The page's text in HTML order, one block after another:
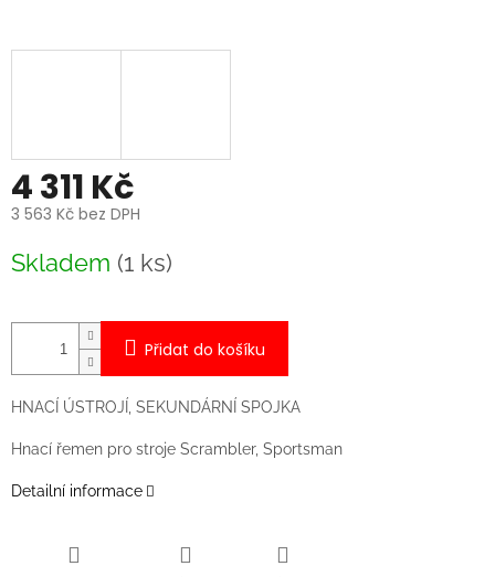
4 311 Kč
3 563 Kč bez DPH
cena:
Skladem (1 ks)
Přidat do košíku
HNACÍ ÚSTROJÍ, SEKUNDÁRNÍ SPOJKA
Hnací řemen pro stroje Scrambler, Sportsman
Detailní informace